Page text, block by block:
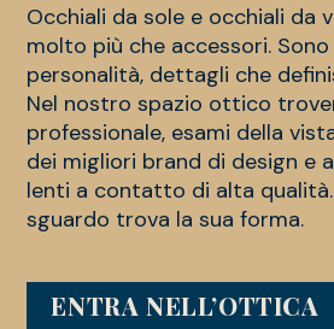
Occhiali da sole e occhiali da
molto più che accessori.
personalità, dettagli che
Nel nostro spazio ottico
professionale, esami della
dei migliori brand di design e
lenti a contatto di alta qualità.
sguardo trova la sua forma.
ENTRA NELL’OTTICA